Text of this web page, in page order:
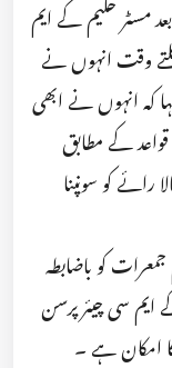
مسٹر حکیم کے ایم
وقت انہوں نے
کہ انہوں نے ابھی
کے مطابق
رائے کو سونپنا
کو باضابطہ
سی چیئرپرسن
امکان ہے ۔